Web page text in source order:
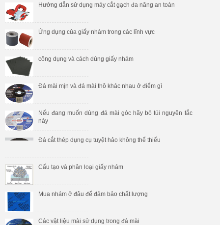
Hướng dẫn sử dụng máy cắt gạch đa năng an toàn
Ứng dụng của giấy nhám trong các lĩnh vực
công dụng và cách dùng giấy nhám
Đá mài mịn và đá mài thô khác nhau ở điểm gì
Nếu đang muốn dùng đá mài góc hãy bỏ túi nguyên tắc
này
Đá cắt thép dụng cụ tuyệt hảo không thể thiếu
Cấu tạo và phân loại giấy nhám
Mua nhám ở đâu để đảm bảo chất lượng
Các vật liệu mài sử dụng trong đá mài